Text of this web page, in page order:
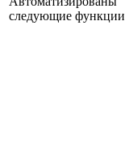
следующие функции